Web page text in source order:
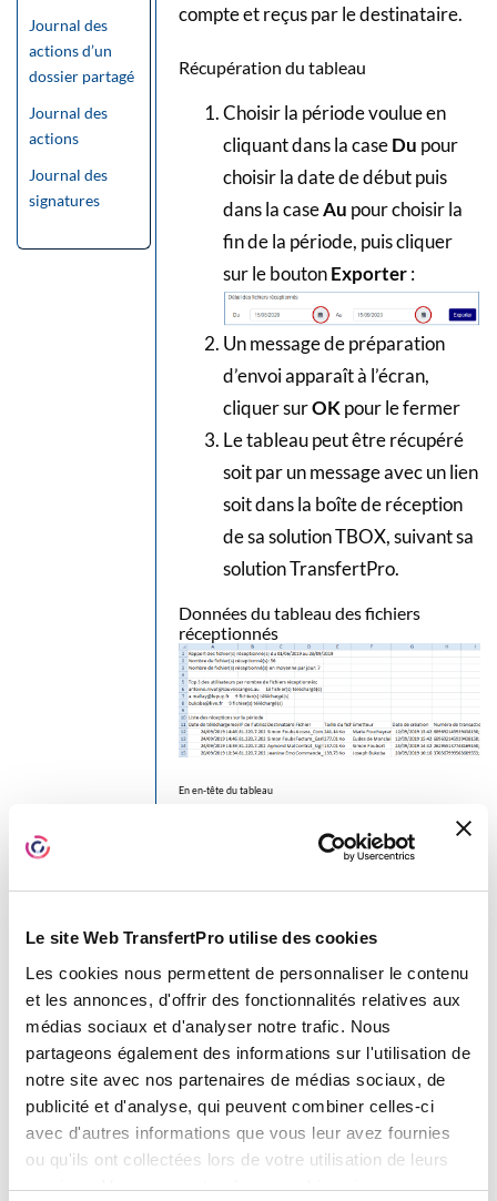
Le site Web TransfertPro utilise des cookies
Les cookies nous permettent de personnaliser le contenu
et les annonces, d'offrir des fonctionnalités relatives aux
médias sociaux et d'analyser notre trafic. Nous
partageons également des informations sur l'utilisation de
notre site avec nos partenaires de médias sociaux, de
publicité et d'analyse, qui peuvent combiner celles-ci
avec d'autres informations que vous leur avez fournies
ou qu'ils ont collectées lors de votre utilisation de leurs
services. Vous consentez à nos cookies si vous
Journal des
actions d’un
dossier partagé
Journal des
actions
Journal des
signatures
compte et reçus par le destinataire.
Récupération du tableau
Choisir la période voulue en
cliquant dans la caseDu pour
choisir la date de début puis
dans la caseAu pour choisir la
fin de la période, puis cliquer
sur le boutonExporter:
Un message de préparation
d’envoi apparaît à l’écran,
cliquer surOKpour le fermer
Le tableau peut être récupéré
soit par un message avec un lien
soit dans la boîte de réception
de sa solution TBOX, suivant sa
solution TransfertPro.
Données du tableau des fichiers
réceptionnés
En en-tête du tableau
Rapport des envois
: date de début
et date de fin de la liste des
réceptions
réceptionnés: nombre de
pièces jointes reçues
Nombre de fichiers
réceptionnés en moyenne par
jour
pièces jointes reçues pendant la
période choisie